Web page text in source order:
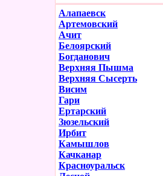
Алапаевск
Артемовский
Ачит
Белоярский
Богданович
Верхняя Пышма
Верхняя Сысерть
Висим
Гари
Ертарский
Зюзельский
Ирбит
Камышлов
Качканар
Красноуральск